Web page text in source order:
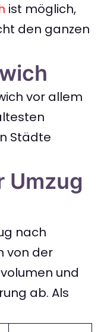
ist möglich,
den ganzen
vor allem
Städte
Umzug
nach
von der
und
ab. Als